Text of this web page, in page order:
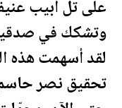
على تل أبيب
وتشكك في
لقد أسهمت هذه
تحقيق نصر حاسم